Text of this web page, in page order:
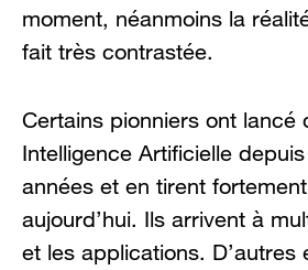
moment, néanmoins la
fait très contrastée.
Certains pionniers ont lancé
Intelligence Artificielle
années et en tirent
aujourd’hui. Ils arrivent à
et les applications. D’autres